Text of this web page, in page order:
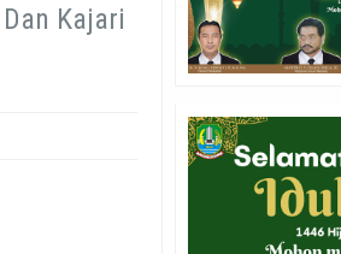
Kajari